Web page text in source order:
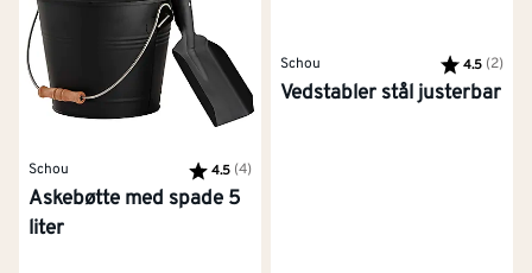
Schou Karakter:
4.5 (4)
Askebøtte med spade 5
liter
Schou Karakter:
4.5 (2)
Vedstabler stål justerbar